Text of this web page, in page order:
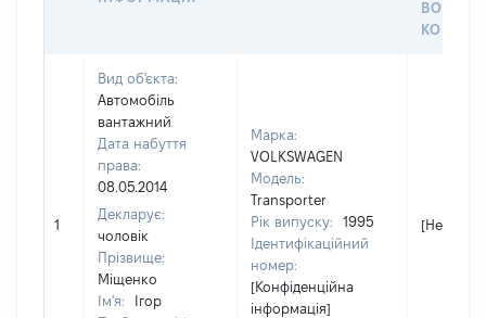
1
Вид об'єкта:
Автомобіль
вантажний
Дата набуття
права:
08.05.2014
Декларує:
чоловік
Прізвище:
Міщенко
Ім'я:
Ігор
Марка:
VOLKSWAGEN
Модель:
Transporter
Рік випуску:
1995
Ідентифікаційний
номер:
[Конфіденційна
інформація]
[Не